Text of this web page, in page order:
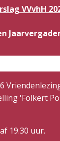
VVvhH
'Folkert
19.30 uur.